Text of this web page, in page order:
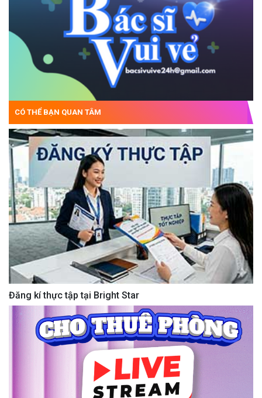
CÓ THỂ BẠN QUAN TÂM
Đăng kí thực tập tại Bright Star